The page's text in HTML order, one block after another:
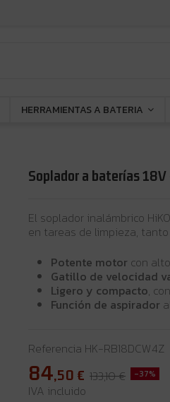
HERRAMIENTAS A BATERIA
Soplador a baterías
El soplador inalámbrico
en tareas de limpieza,
Potente motor con
Gatillo de velocidad
Ligero y compacto,
Función de aspirador
Referencia HK-RB18DCW4Z
84,50 € 133,10 € -37%
IVA incluido